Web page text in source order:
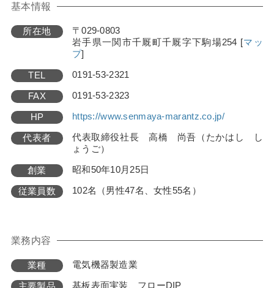
基本情報
所在地
〒029-0803
岩手県一関市千厩町千厩字下駒場254 [マッ
プ]
TEL 0191-53-2321
FAX 0191-53-2323
HP https://www.senmaya-marantz.co.jp/
代表者
代表取締役社長 高橋 尚吾（たかはし し
ょうご）
創業 昭和50年10月25日
従業員数 102名（男性47名、女性55名）
業務内容
業種 電気機器製造業
基板表面実装、フローDIP